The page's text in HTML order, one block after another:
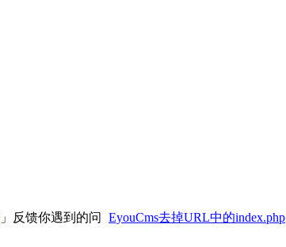
EyouCms去掉URL中的index.php
」反馈你遇到的问